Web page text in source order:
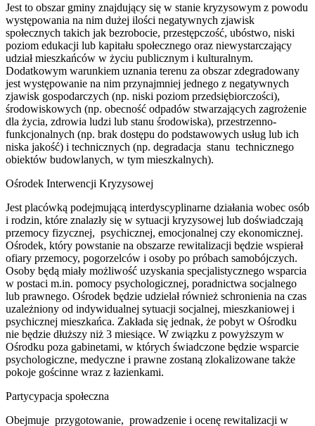
Jest to obszar gminy znajdujący się w stanie kryzysowym z powodu
występowania na nim dużej ilości negatywnych zjawisk
społecznych takich jak bezrobocie, przestępczość, ubóstwo, niski
poziom edukacji lub kapitału społecznego oraz niewystarczający
udział mieszkańców w życiu publicznym i kulturalnym.
Dodatkowym warunkiem uznania terenu za obszar zdegradowany
jest występowanie na nim przynajmniej jednego z negatywnych
zjawisk gospodarczych (np. niski poziom przedsiębiorczości),
środowiskowych (np. obecność odpadów stwarzających zagrożenie
dla życia, zdrowia ludzi lub stanu środowiska), przestrzenno-
funkcjonalnych (np. brak dostępu do podstawowych usług lub ich
niska jakość) i technicznych (np. degradacja stanu technicznego
obiektów budowlanych, w tym mieszkalnych).
Ośrodek Interwencji Kryzysowej
Jest placówką podejmującą interdyscyplinarne działania wobec osób
i rodzin, które znalazły się w sytuacji kryzysowej lub doświadczają
przemocy fizycznej, psychicznej, emocjonalnej czy ekonomicznej.
Ośrodek, który powstanie na obszarze rewitalizacji będzie wspierał
ofiary przemocy, pogorzelców i osoby po próbach samobójczych.
Osoby będą miały możliwość uzyskania specjalistycznego wsparcia
w postaci m.in. pomocy psychologicznej, poradnictwa socjalnego
lub prawnego. Ośrodek będzie udzielał również schronienia na czas
uzależniony od indywidualnej sytuacji socjalnej, mieszkaniowej i
psychicznej mieszkańca. Zakłada się jednak, że pobyt w Ośrodku
nie będzie dłuższy niż 3 miesiące. W związku z powyższym w
Ośrodku poza gabinetami, w których świadczone będzie wsparcie
psychologiczne, medyczne i prawne zostaną zlokalizowane także
pokoje gościnne wraz z łazienkami.
Partycypacja społeczna
Obejmuje przygotowanie, prowadzenie i ocenę rewitalizacji w